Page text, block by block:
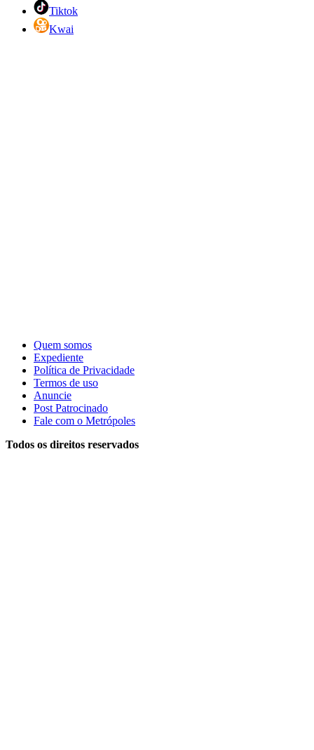
Tiktok
Kwai
Quem somos
Expediente
Política de Privacidade
Termos de uso
Anuncie
Post Patrocinado
Fale com o Metrópoles
Todos os direitos reservados